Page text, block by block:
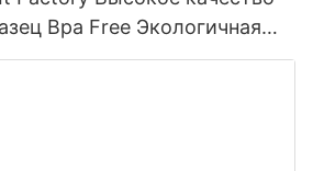
Bpa Free Экологичная
для воды из тритана